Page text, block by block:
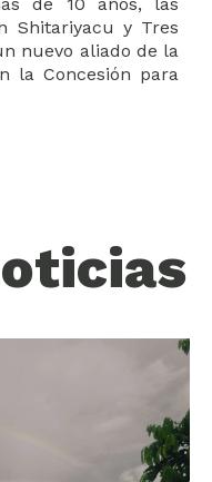
Shitariyacu y Tres
nuevo aliado de la
la Concesión para